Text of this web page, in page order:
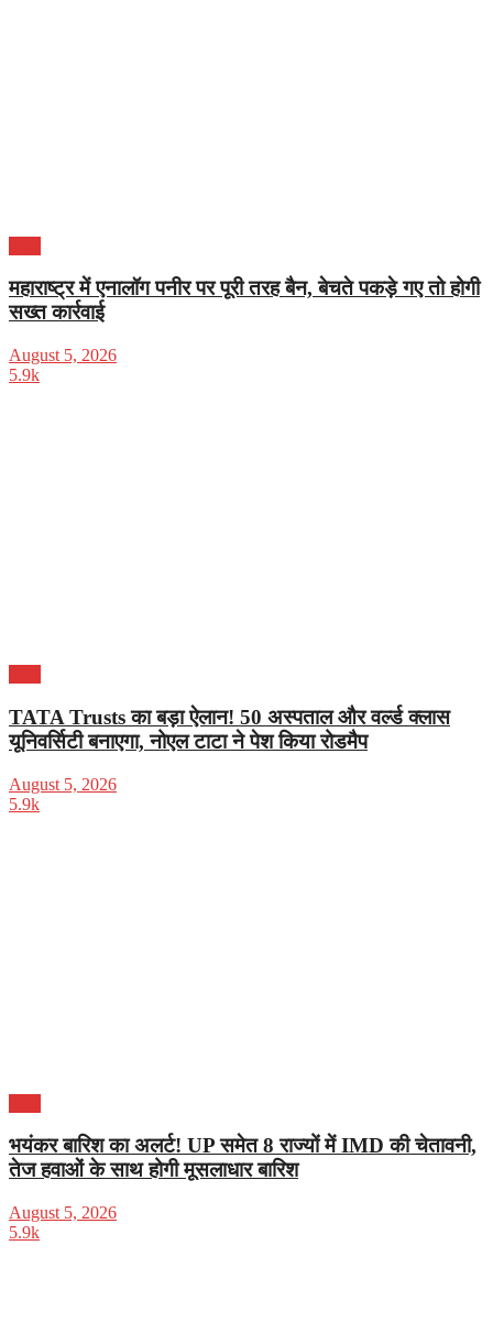
महाराष्ट्र में एनालॉग पनीर पर पूरी तरह बैन, बेचते पकड़े गए तो होगी
सख्त कार्रवाई
August 5, 2026
5.9k
TATA Trusts का बड़ा ऐलान! 50 अस्पताल और वर्ल्ड क्लास
यूनिवर्सिटी बनाएगा, नोएल टाटा ने पेश किया रोडमैप
August 5, 2026
5.9k
भयंकर बारिश का अलर्ट! UP समेत 8 राज्यों में IMD की चेतावनी,
तेज हवाओं के साथ होगी मूसलाधार बारिश
August 5, 2026
5.9k